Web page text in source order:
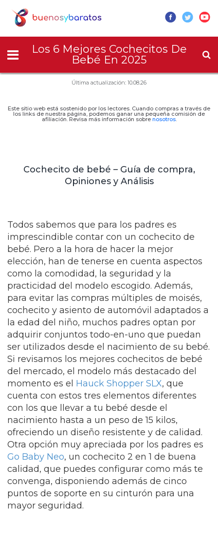
Los 6 Mejores Cochecitos De
Bebé En 2025
Última actualización: 10.08.26
Este sitio web está sostenido por los lectores. Cuando compras a través de
los links de nuestra página, podemos ganar una pequeña comisión de
afiliación. Revisa más información sobre nosotros.
Cochecito de bebé – Guía de compra,
Opiniones y Análisis
Todos sabemos que para los padres es
imprescindible contar con un cochecito de
bebé. Pero a la hora de hacer la mejor
elección, han de tenerse en cuenta aspectos
como la comodidad, la seguridad y la
practicidad del modelo escogido. Además,
para evitar las compras múltiples de moisés,
cochecito y asiento de automóvil adaptados a
la edad del niño, muchos padres optan por
adquirir conjuntos todo-en-uno que puedan
ser utilizados desde el nacimiento de su bebé.
Si revisamos los mejores cochecitos de bebé
del mercado, el modelo más destacado del
momento es el Hauck Shopper SLX, que
cuenta con estos tres elementos diferentes
con los que llevar a tu bebé desde el
nacimiento hasta a un peso de 15 kilos,
ofreciendo un diseño resistente y de calidad.
Otra opción muy apreciada por los padres es
Go Baby Neo, un cochecito 2 en 1 de buena
calidad, que puedes configurar como más te
convenga, disponiendo además de cinco
puntos de soporte en su cinturón para una
mayor seguridad.